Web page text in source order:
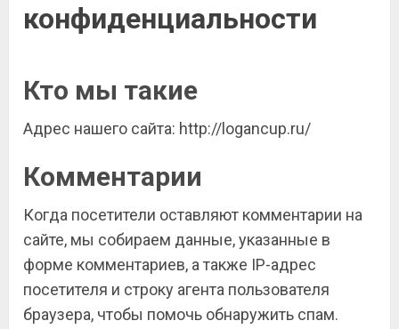
конфиденциальности
Кто мы такие
Адрес нашего сайта: http://logancup.ru/
Комментарии
Когда посетители оставляют комментарии на
сайте, мы собираем данные, указанные в
форме комментариев, а также IP-адрес
посетителя и строку агента пользователя
браузера, чтобы помочь обнаружить спам.